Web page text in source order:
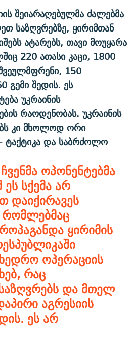
შეიარაღებულმა ძალებმა
საზღვრებზე, ყირიმთან
ატარებს, თავი მოუყარა
220 ათასი კაცი, 1800
150
გემი შედის. ეს
უკრაინის
რაოდენობას. უკრაინის
კი მხოლოდ ორი
ტაქტიკა და საბრძოლო
ოპონენტებმა
სქემა არ
დაიქირავეს
ყირიმის
ოპერაციის
რაც
და მთელ
აგრესიის
ეს არ